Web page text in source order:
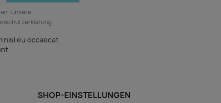
Unsere
nisi eu occaecat
SHOP-EINSTELLUNGEN